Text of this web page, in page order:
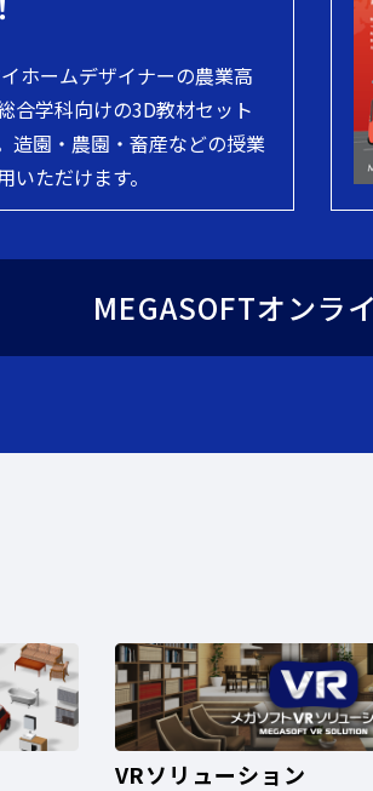
ホームデザイナーの農業高
合学科向けの3D教材セット
造園・農園・畜産などの授業
いただけます。
MEGASOFTオンラ
VRソリューション